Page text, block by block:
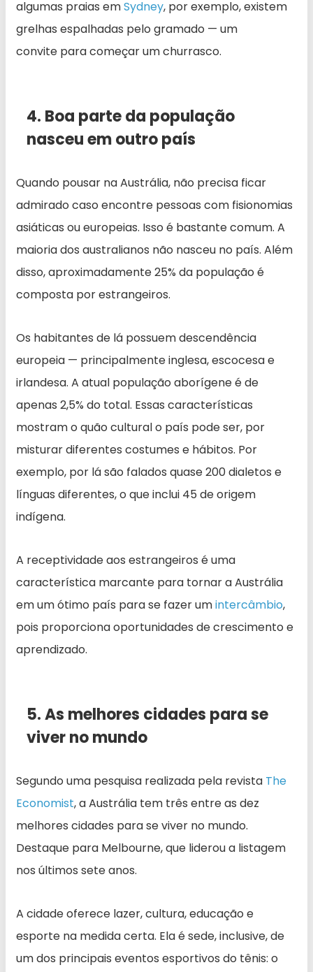
algumas praias emSydney, por exemplo, existem
grelhas espalhadas pelo gramado — um
convite para começar um churrasco.
4. Boa parte da população
nasceu em outro país
Quando pousar na Austrália, não precisa ficar
admirado caso encontre pessoas com fisionomias
asiáticas ou europeias. Isso é bastante comum. A
maioria dos australianos não nasceu no país. Além
disso, aproximadamente 25% da população é
composta por estrangeiros.
Os habitantes de lá possuem descendência
europeia — principalmente inglesa, escocesa e
irlandesa. A atual população aborígene é de
apenas 2,5% do total. Essas características
mostram o quão cultural o país pode ser, por
misturar diferentes costumes e hábitos. Por
exemplo, por lá são falados quase 200 dialetos e
línguas diferentes, o que inclui 45 de origem
indígena.
A receptividade aos estrangeiros é uma
característica marcante para tornar a Austrália
em um ótimo país para se fazer umintercâmbio,
pois proporciona oportunidades de crescimento e
aprendizado.
5. As melhores cidades para se
viver no mundo
Segundo uma pesquisa realizada pela revista The
Economist, a Austrália tem três entre as dez
melhores cidades para se viver no mundo.
Destaque para Melbourne, que liderou a listagem
nos últimos sete anos.
A cidade oferece lazer, cultura, educação e
esporte na medida certa. Ela é sede, inclusive, de
um dos principais eventos esportivos do tênis: o